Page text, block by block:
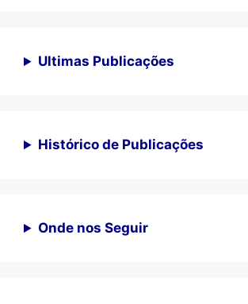
Ultimas Publicações
Histórico de Publicações
Onde nos Seguir